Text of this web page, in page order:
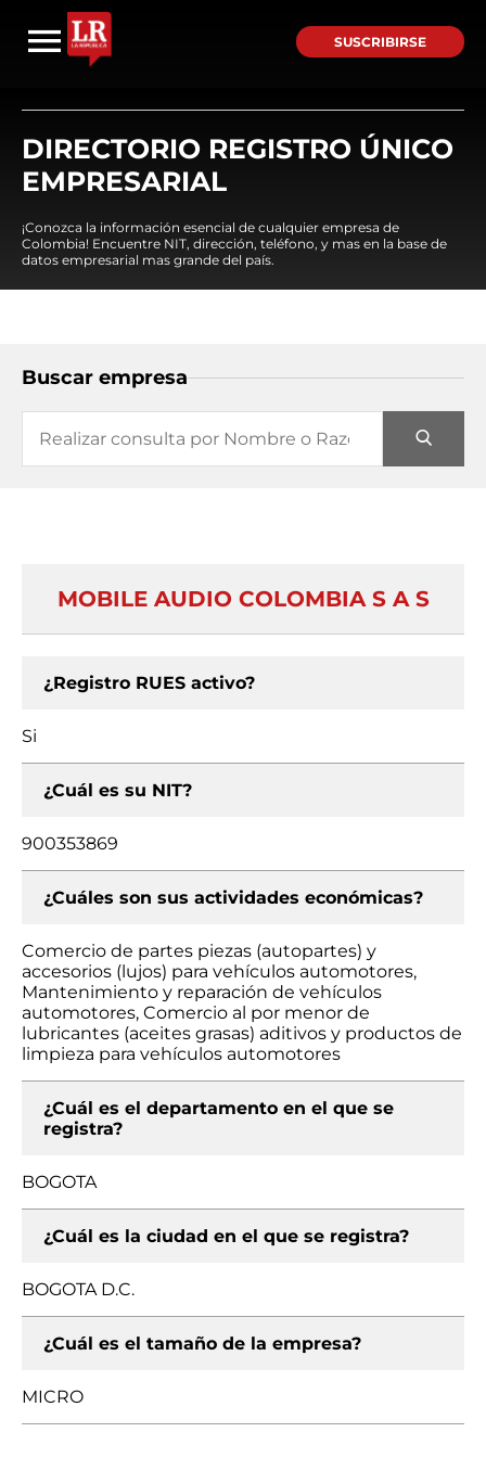
SUSCRIBIRSE
DIRECTORIO REGISTRO ÚNICO
EMPRESARIAL
¡Conozca la información esencial de cualquier empresa de
Colombia! Encuentre NIT, dirección, teléfono, y mas en la base de
datos empresarial mas grande del país.
Buscar empresa
MOBILE AUDIO COLOMBIA S A S
¿Registro RUES activo?
Si
¿Cuál es su NIT?
900353869
¿Cuáles son sus actividades económicas?
Comercio de partes piezas (autopartes) y
accesorios (lujos) para vehículos automotores,
Mantenimiento y reparación de vehículos
automotores, Comercio al por menor de
lubricantes (aceites grasas) aditivos y productos de
limpieza para vehículos automotores
¿Cuál es el departamento en el que se
registra?
BOGOTA
¿Cuál es la ciudad en el que se registra?
BOGOTA D.C.
¿Cuál es el tamaño de la empresa?
MICRO